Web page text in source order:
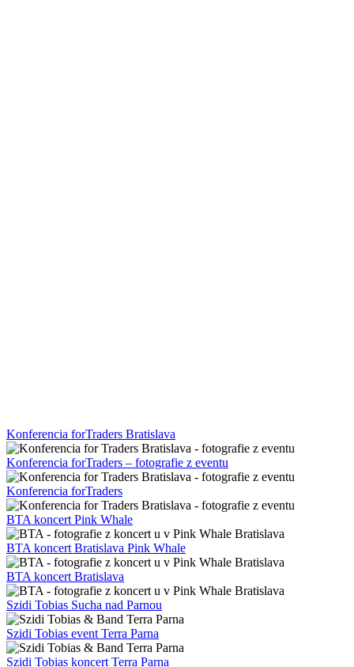
Konferencia forTraders Bratislava
Konferencia forTraders – fotografie z eventu
Konferencia forTraders
BTA koncert Pink Whale
BTA koncert Bratislava Pink Whale
BTA koncert Bratislava
Szidi Tobias Sucha nad Parnou
Szidi Tobias event Terra Parna
Szidi Tobias koncert Terra Parna